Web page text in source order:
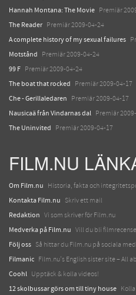
Hannah Montana: The Movie Premiär
The Reader Premiär 2009-04-24
A complete history of my sexual failures
Motstånd Premiär 2009-04-24
99 F Premiär 2009-04-24
The boat that rocked Premiär 2009-04-17
Che - Gerillaledaren Premiär 2009-04-17
Nausicaä från Vindarnas dal Premiär
The Uninvited Premiär 2009-04-17
FILM.NU
Om Film.nu Historia, fakta och
Kontakta Film.nu Skriv ett mail
Redaktion Vi som skriver för Film.nu
Medverka på Film.nu Vill du bli
Följ oss Så hittar du Film.nu på sociala
Filmanic Film.nu's English sister site – All
Coohl Upptäck & kolla videos!
12 skolbussar görs om till tiny house Kolla